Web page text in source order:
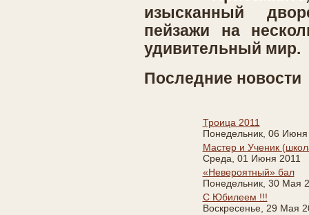
изысканный
пейзажи на
удивительный мир.
Последние новости
Троица 2011
Понедельник, 06 Июня
Мастер и Ученик
Среда, 01 Июня 2011
«Невероятный» бал
Понедельник, 30 Мая
С Юбилеем !!!
Воскресенье, 29 Мая